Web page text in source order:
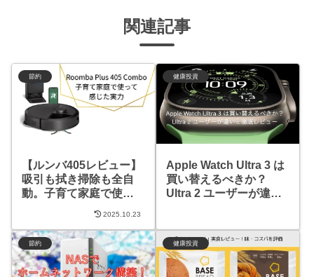
関連記事
節約
【ルンバ405レビュー】
吸引も拭き掃除も全自
動。子育て家庭で使っ
2025.10.23
健康投資
Apple Watch Ultra 3 は
買い替えるべきか？
Ultra 2 ユーザーが違い
節約 健康投資